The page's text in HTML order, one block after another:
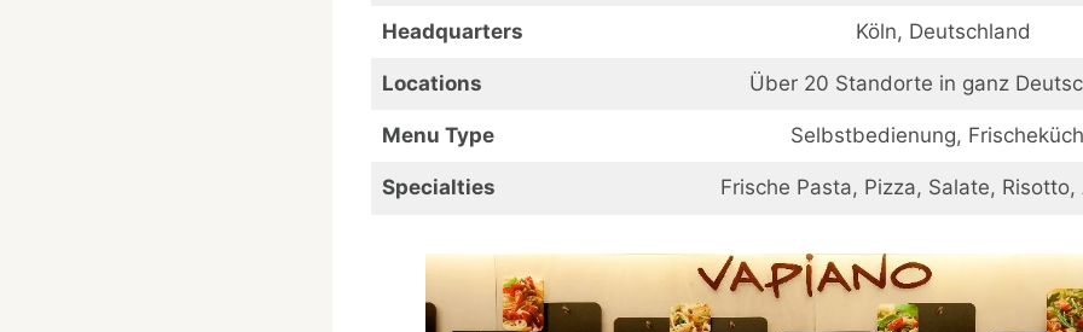
Headquarters Köln, Deutschland
Locations Über 20 Standorte in ganz
Menu Type Selbstbedienung,
Specialties Frische Pasta, Pizza, Salate,